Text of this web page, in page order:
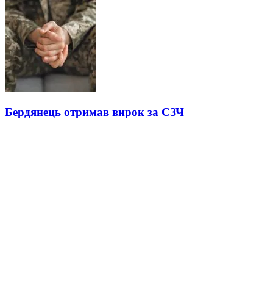
Бердянець отримав вирок за СЗЧ